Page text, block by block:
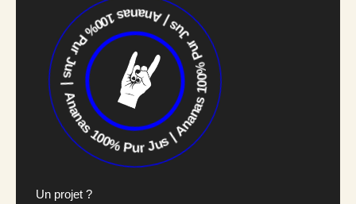
Ananas 100% Pur Jus | Ananas 100% Pur Jus | Ananas 100% Pur Jus
|
Un projet ?